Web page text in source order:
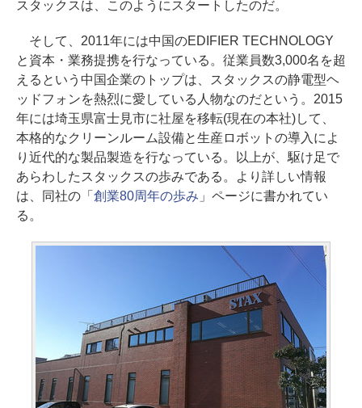
スタックスは、このようにスタートしたのだ。
そして、2011年には中国のEDIFIER TECHNOLOGY
と資本・業務提携を行なっている。従業員数3,000名を超
えるという中国企業のトップは、スタックスの静電型ヘ
ッドフォンを熱烈に愛している人物なのだという。2015
年には埼玉県富士見市に社屋を移転(現在の本社)して、
本格的なクリーンルーム設備と生産ロボットの導入によ
り近代的な製品製造を行なっている。以上が、駆け足で
あらわしたスタックスの歩みである。より詳しい情報
は、同社の「 創業80周年の歩み 」ページに書かれてい
る。